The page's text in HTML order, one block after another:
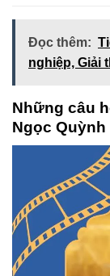
Đọc thêm:
nghiệp, Giải
Những câu
Ngọc Quỳnh